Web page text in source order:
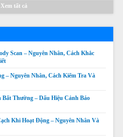
Xem tất cả
Scan – Nguyên Nhân, Cách Khắc
– Nguyên Nhân, Cách Kiểm Tra Và
Bất Thường – Dấu Hiệu Cảnh Báo
Khi Hoạt Động – Nguyên Nhân Và
Body Được – Nguyên Nhân,